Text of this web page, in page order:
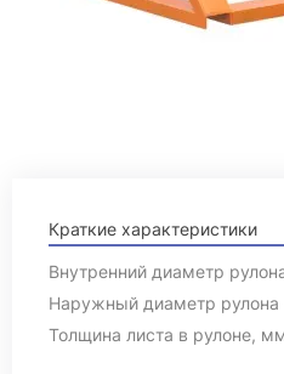
Краткие характеристики
Внутренний диаметр
Наружный диаметр рулона
Толщина листа в рулоне,